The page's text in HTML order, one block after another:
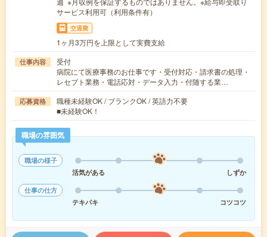
サービス利用可（利用条件有）
交通費
1ヶ月3万円を上限として実費支給
仕事内容
受付
病院にて医療事務のお仕事です・受付対応・請求書の処理・
レセプト業務・電話応対・データ入力・付随する業…
応募資格
職種未経験OK / ブランクOK / 英語力不要
■未経験OK！
職場の雰囲気
職場の様子
活気がある
しずか
仕事の仕方
テキパキ
コツコツ